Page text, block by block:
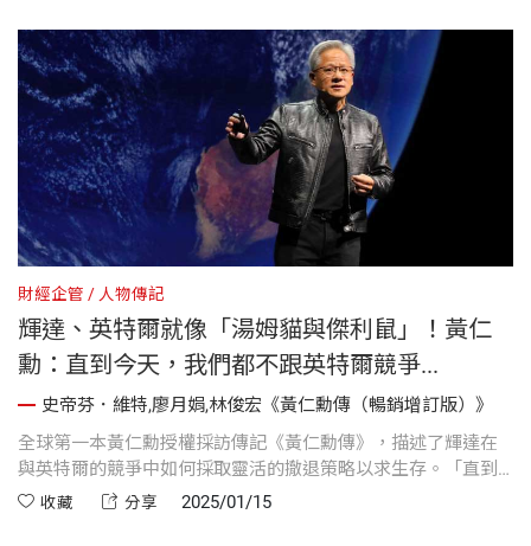
財經企管 人物傳記
輝達、英特爾就像「湯姆貓與傑利鼠」！黃仁
勳：直到今天，我們都不跟英特爾競爭...
史帝芬．維特,廖月娟,林俊宏《黃仁勳傳（暢銷增訂版）》
全球第一本黃仁勳授權採訪傳記《黃仁勳傳》，描述了輝達在
與英特爾的競爭中如何採取靈活的撤退策略以求生存。「直到
今天，我們都不跟英特爾競爭，」黃仁勳在2023年提到，輝達
收藏 分享 2025/01/15